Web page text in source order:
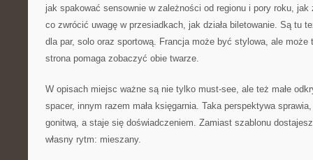
jak spakować sensownie w zależności od regionu i pory roku, jak
co zwrócić uwagę w przesiadkach, jak działa biletowanie. Są tu
dla par, solo oraz sportową. Francja może być stylowa, ale
strona pomaga zobaczyć obie twarze.
W opisach miejsc ważne są nie tylko must-see, ale też małe
spacer, innym razem mała księgarnia. Taka perspektywa
gonitwą, a staje się doświadczeniem. Zamiast szablonu
własny rytm: mieszany.